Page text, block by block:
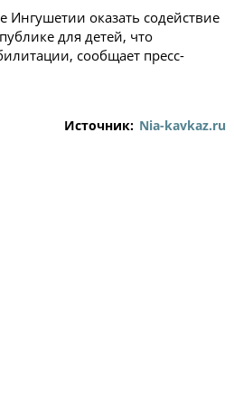
оказать содействие
для детей, что
сообщает пресс-
Источник: Nia-kavkaz.ru